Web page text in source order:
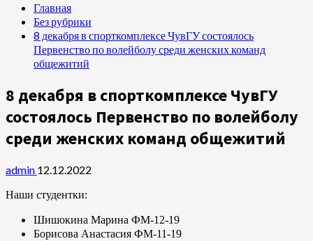
Главная
Без рубрики
8 декабря в спорткомплексе ЧувГУ состоялось
Первенство по волейболу среди женских команд
общежитий
8 декабря в спорткомплексе ЧувГУ
состоялось Первенство по волейболу
среди женских команд общежитий
admin 12.12.2022
Наши студентки:
Шишокина Марина ФМ-12-19
Борисова Анастасия ФМ-11-19